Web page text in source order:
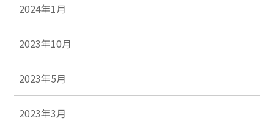
2024年1月
2023年10月
2023年5月
2023年3月